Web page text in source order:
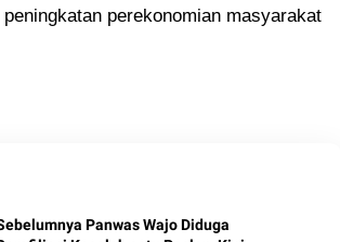
perekonomian masyarakat
Panwas Wajo Diduga